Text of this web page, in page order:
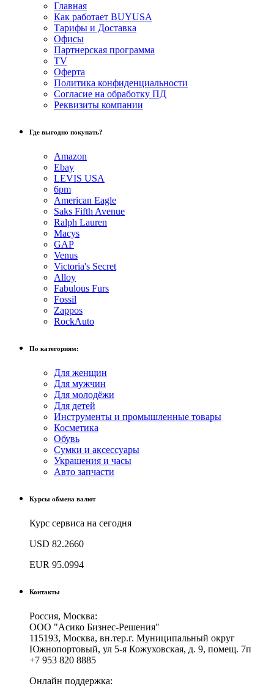
Главная
Как работает BUYUSA
Тарифы и Доставка
Офисы
Партнерская программа
TV
Оферта
Политика конфиденциальности
Согласие на обработку ПД
Реквизиты компании
Где выгодно покупать?
Amazon
Ebay
LEVIS USA
6pm
American Eagle
Saks Fifth Avenue
Ralph Lauren
Macys
GAP
Venus
Victoria's Secret
Alloy
Fabulous Furs
Fossil
Zappos
RockAuto
По категориям:
Для женщин
Для мужчин
Для молодёжи
Для детей
Инструменты и промышленные товары
Косметика
Обувь
Сумки и аксессуары
Украшения и часы
Авто запчасти
Курсы обмена валют
Курс сервиса на сегодня
USD 82.2660
EUR 95.0994
Контакты
Россия, Москва:
ООО "Асико Бизнес-Решения"
115193, Москва, вн.тер.г. Муниципальный округ
Южнопортовый, ул 5-я Кожуховская, д. 9, помещ. 7п
+7 953 820 8885
Онлайн поддержка: